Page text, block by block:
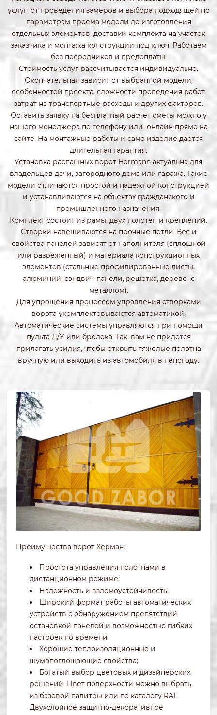
услуг: от проведения замеров и выбора подходящей по
параметрам проема модели до изготовления
отдельных элементов, доставки комплекта на участок
заказчика и монтажа конструкции под ключ. Работаем
без посредников и предоплаты.
Стоимость услуг рассчитывается индивидуально.
Окончательная зависит от выбранной модели,
особенностей проекта, сложности проведения работ,
затрат на транспортные расходы и других факторов.
Оставить заявку на бесплатный расчет сметы можно у
нашего менеджера по телефону или онлайн прямо на
сайте. На монтажные работы и само изделие дается
длительная гарантия.
Установка распашных ворот Hormann актуальна для
владельцев дачи, загородного дома или гаража. Такие
модели отличаются простой и надежной конструкцией
и устанавливаются на объектах гражданского и
промышленного назначения.
Комплект состоит из рамы, двух полотен и креплений.
Створки навешиваются на прочные петли. Вес и
свойства панелей зависят от наполнителя (сплошной
или разреженный) и материала конструкционных
элементов (стальные профилированные листы,
алюминий, сэндвич-панели, решетка, дерево с
металлом).
Для упрощения процессом управления створками
ворота укомплектовываются автоматикой.
Автоматические системы управляются при помощи
пульта Д/У или брелока. Так, вам не придется
прилагать усилия, чтобы открыть тяжелые полотна
вручную или выходить из автомобиля в непогоду.
Преимущества ворот Херман:
Простота управления полотнами в
дистанционном режиме;
Надежность и взломоустойчивость;
Широкий формат работы автоматических
устройств с обнаружением препятствий,
остановкой панелей и возможностью гибких
настроек по времени;
Хорошие теплоизоляционные и
шумопоглощающие свойства;
Богатый выбор цветовых и дизайнерских
решений. Цвет поверхности можно выбрать
из базовой палитры или по каталогу RAL.
Двухслойное защитно-декоративное